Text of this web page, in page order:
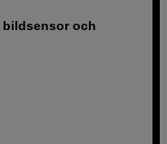
bildsensor och